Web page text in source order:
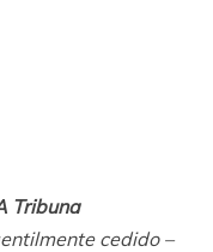
Tribuna
cedido –